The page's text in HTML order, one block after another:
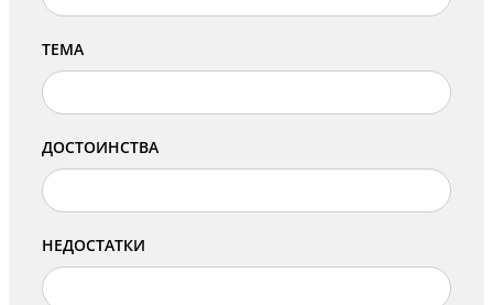
ТЕМА
ДОСТОИНСТВА
НЕДОСТАТКИ